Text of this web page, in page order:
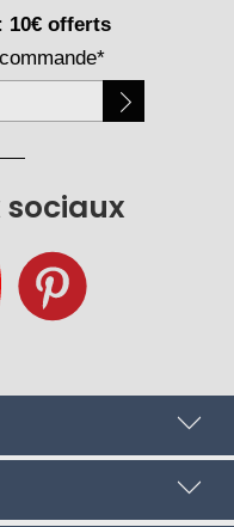
sociaux
10€ offerts